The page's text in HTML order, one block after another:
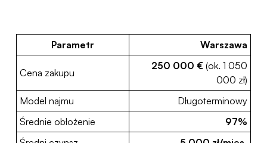
Parametr Warszawa
Cena zakupu
250 000 € (ok. 1 050
000 zł)
Model najmu
Długoterminowy
Średnie obłożenie
97%